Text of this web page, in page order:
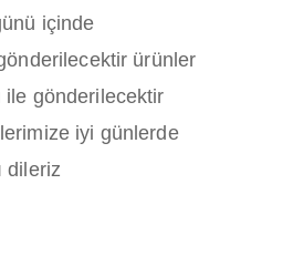
içinde
ürünler
ile gönderilecektir
iyi günlerde
dileriz